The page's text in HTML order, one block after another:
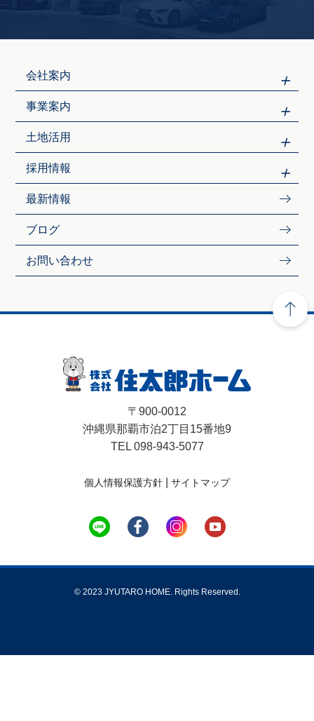
会社案内
事業案内
土地活用
採用情報
最新情報
ブログ
お問い合わせ
〒900-0012
沖縄県那覇市泊2丁目15番地9
TEL 098-943-5077
個人情報保護方針 サイトマップ
© 2023 JYUTARO HOME. Rights Reserved.